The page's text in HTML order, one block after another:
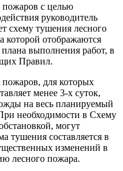
с целью
руководитель
схему тушения лесного
которой отображаются
выполнения работ, в
Правил.
для которых
менее 3-х суток,
на весь планируемый
необходимости в Схему
могут
тушения составляется в
изменений в
лесного пожара.